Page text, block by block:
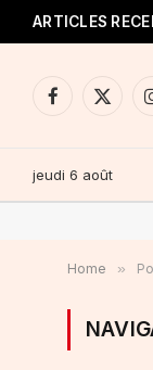
ARTICLES
Facebook
X
jeudi 6 août
Home »